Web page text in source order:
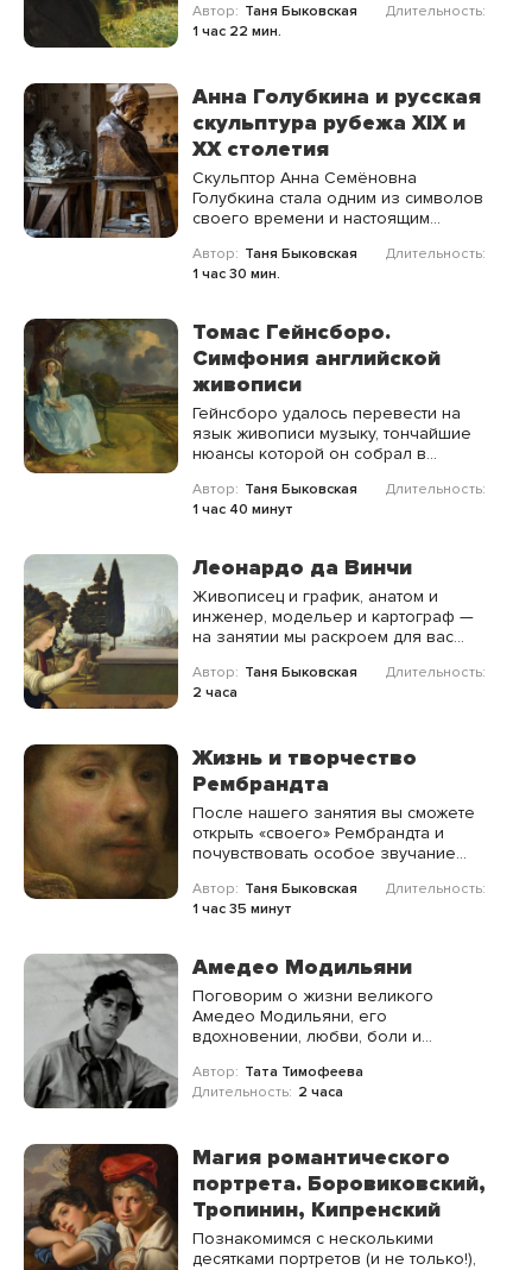
буквы, чтобы вы могли открыть
своего собственного Поленова.
Автор: Таня Быковская
Длительность:
1 час 22 мин.
Анна Голубкина и русская
скульптура рубежа XIX и
XX столетия
Скульптор Анна Семёновна
Голубкина стала одним из символов
своего времени и настоящим
свободы.
Автор: Таня Быковская
Длительность:
1 час 30 мин.
Томас Гейнсборо.
Симфония английской
живописи
Гейнсборо удалось перевести на
язык живописи музыку, тончайшие
нюансы которой он собрал в
сентиментализма, рококо, барокко и
классицизма, переплетаются с
искусства.
Автор: Таня Быковская
Длительность:
1 час 40 минут
Леонардо да Винчи
Живописец и график, анатом и
инженер, модельер и картограф —
на занятии мы раскроем для вас
Леонардо да Винчи.
Автор: Таня Быковская
Длительность:
2 часа
Жизнь и творчество
Рембрандта
После нашего занятия вы сможете
открыть «своего» Рембрандта и
почувствовать особое звучание
живописи.
Автор: Таня Быковская
Длительность:
1 час 35 минут
Амедео Модильяни
Поговорим о жизни великого
Амедео Модильяни, его
вдохновении, любви, боли и
Автор: Тата Тимофеева
Длительность: 2 часа
Магия романтического
портрета. Боровиковский,
Тропинин, Кипренский
Познакомимся с несколькими
десятками портретов (и не только!),